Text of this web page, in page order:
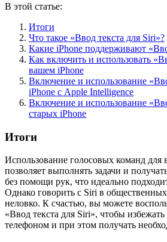
В этой статье:
Итоги
Что такое «Ввод текста для Siri»?
Какие iPhone поддерживают
Как включить и использовать
вашем iPhone
Включение и использование
iPhone с Apple Intelligence
Включение и использование
старых iPhone
Итоги
Использование голосовых команд для
позволяет выполнять задачи и
без помощи рук, что идеально
Однако говорить с Siri в
неловко. К счастью, вы можете
«Ввод текста для Siri», чтобы
телефоном и при этом получать